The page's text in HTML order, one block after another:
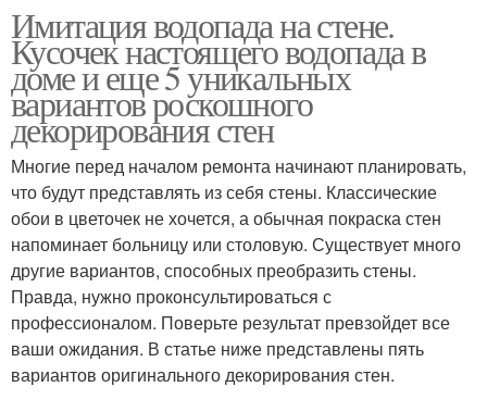
Водопады по стеклу Декоративный водопад
Водопад на стену
интерьера
Водопад в интерьере
Имитация водопада на стене.
Кусочек настоящего водопада в
доме и еще 5 уникальных
вариантов роскошного
декорирования стен
Многие перед началом ремонта начинают планировать,
что будут представлять из себя стены. Классические
обои в цветочек не хочется, а обычная покраска стен
напоминает больницу или столовую. Существует много
другие вариантов, способных преобразить стены.
Правда, нужно проконсультироваться с
профессионалом. Поверьте результат превзойдет все
ваши ожидания. В статье ниже представлены пять
вариантов оригинального декорирования стен.